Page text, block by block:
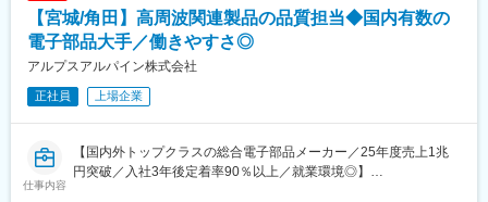
用して自分のキャリアを自由に選択できる環境が整っています。
変更の範囲：会社の定める業務
／平均月残業は12.6H
・仕事と子育て／介護の両立支援制度充実／育児休業復帰率
100％（23年度時点）／平均勤続年数17.7年
■企業説明：
東証プライム上場の大手総合電子部品グローバルメーカーで、
ます。
主要な市場は国内以外にも、米州／欧州／中国／ASEAN／インド
【宮城/角田】高周波関連製品の品質担当◆国内有数の
電子部品大手／働きやすさ◎
アルプスアルパイン株式会社
正社員 上場企業
仕事内容
【国内外トップクラスの総合電子部品メーカー／25年度売上1兆
円突破／入社3年後定着率90％以上／就業環境◎】